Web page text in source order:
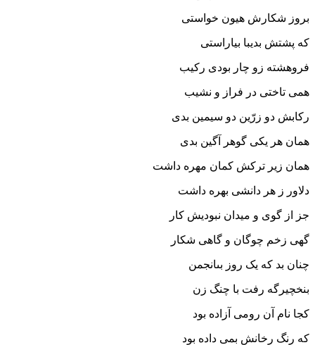
بروز شکارش هیون خواستى
که پشتش بدیبا بیاراستى‏
فروهشته زو چار بودى رکیب
همى تاختى در فراز و نشیب‏
رکابش دو زرّین دو سیمین بدى
همان هر یکى گوهر آگین بدى‏
همان زیر ترکش کمان مهره داشت
دلاور ز هر دانشى بهره داشت‏
جز از گوى و میدان نبودیش کار
گهى زخم چوگان و گاهى شکار
چنان بد که یک روز بى‏انجمن
بنخچیرگه رفت با چنگ زن‏
کجا نام آن رومى آزاده بود
که رنگ رخانش بمى داده بود